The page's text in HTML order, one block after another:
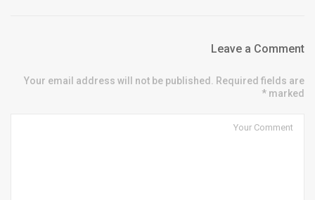
Leave a Comment
Your email address will not be published. Required fields are
marked *